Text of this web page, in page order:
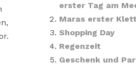
erster Tag am
Maras erster
Shopping Day
Regenzeit
Geschenk und